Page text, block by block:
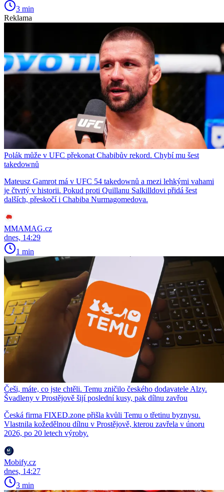
3 min
Reklama
Polák může v UFC překonat Chabibův rekord. Chybí mu šest
takedownů
Mateusz Gamrot má v UFC 54 takedownů a mezi lehkými vahami
je čtvrtý v historii. Pokud proti Quillanu Salkilldovi přidá šest
dalších, přeskočí i Chabiba Nurmagomedova.
MMAMAG.cz
dnes, 14:29
1 min
Češi, máte, co jste chtěli. Temu zničilo českého dodavatele Alzy.
Švadleny v Prostějově šijí poslední kusy, pak dílnu zavřou
Česká firma FIXED.zone přišla kvůli Temu o třetinu byznysu.
Vlastnila kožedělnou dílnu v Prostějově, kterou zavřela v únoru
2026, po 20 letech výroby.
Mobify.cz
dnes, 14:27
3 min